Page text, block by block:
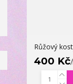
Růžový
400 Kč/